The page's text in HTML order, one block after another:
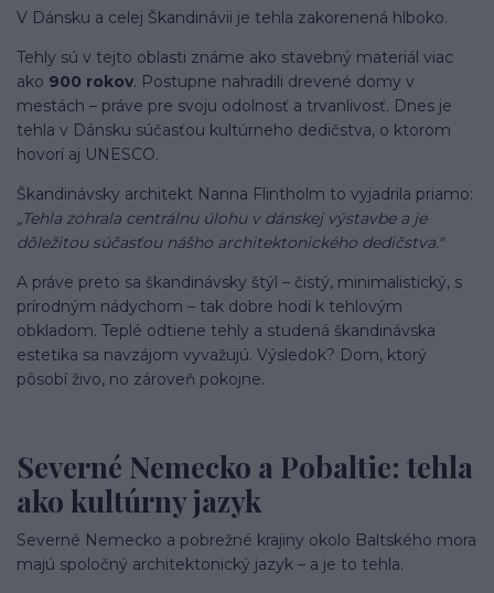
V Dánsku a celej Škandinávii je tehla zakorenená hlboko.
Tehly sú v tejto oblasti známe ako stavebný materiál viac
ako 900 rokov. Postupne nahradili drevené domy v
mestách – práve pre svoju odolnosť a trvanlivosť. Dnes je
tehla v Dánsku súčasťou kultúrneho dedičstva, o ktorom
hovorí aj UNESCO.
Škandinávsky architekt Nanna Flintholm to vyjadrila priamo:
„Tehla zohrala centrálnu úlohu v dánskej výstavbe a je
dôležitou súčasťou nášho architektonického dedičstva."
A práve preto sa škandinávsky štýl – čistý, minimalistický, s
prírodným nádychom – tak dobre hodí k tehlovým
obkladom. Teplé odtiene tehly a studená škandinávska
estetika sa navzájom vyvažujú. Výsledok? Dom, ktorý
pôsobí živo, no zároveň pokojne.
Severné Nemecko a Pobaltie: tehla
ako kultúrny jazyk
Severné Nemecko a pobrežné krajiny okolo Baltského mora
majú spoločný architektonický jazyk – a je to tehla.